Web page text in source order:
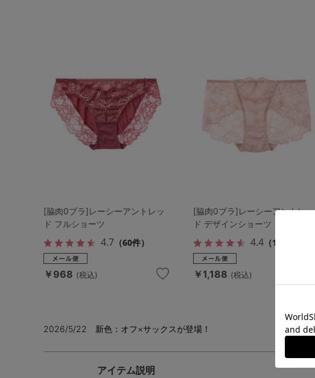
[脇肉0ブラ]レーシーアントレッ
ド フルショーツ
4.7 （60件）
￥968 (税込)
[脇肉0ブラ]レーシーアントレッ
ド デザインショーツ
4.4（18件）
￥1,188 (税込)
2026/5/22 新色：オフ×サックスが登場！
アイテム説明